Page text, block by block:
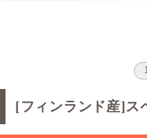
[フィンランド産]ス